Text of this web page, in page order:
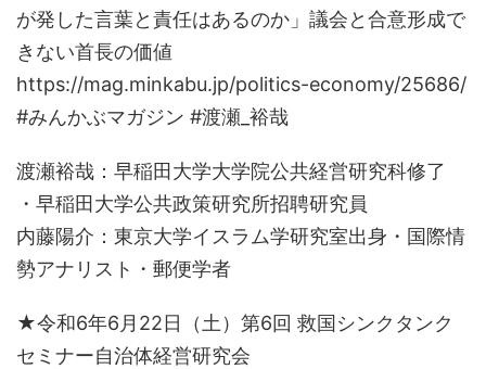
が発した言葉と責任はあるのか」議会と合意形成で
きない首長の価値
https://mag.minkabu.jp/politics-economy/25686/
#みんかぶマガジン #渡瀬_裕哉
渡瀬裕哉：早稲田大学大学院公共経営研究科修了
・早稲田大学公共政策研究所招聘研究員
内藤陽介：東京大学イスラム学研究室出身・国際情
勢アナリスト・郵便学者
★令和6年6月22日（土）第6回 救国シンクタンク
セミナー自治体経営研究会